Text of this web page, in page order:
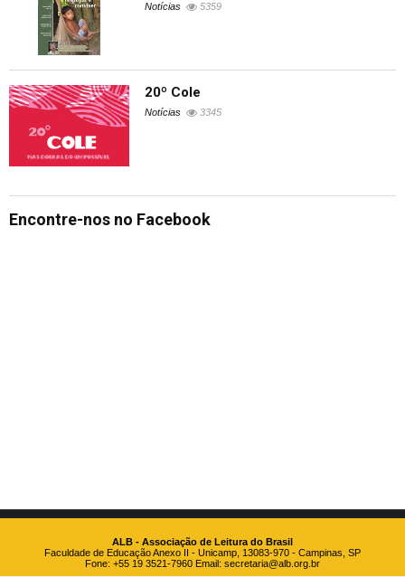
Notícias 5359
20º Cole
Notícias 3345
Encontre-nos no Facebook
ALB - Associação de Leitura do Brasil
Faculdade de Educação Anexo II - Unicamp, 13083-970 - Campinas, SP
Fone: +55 19 3521-7960 Email: secretaria@alb.org.br